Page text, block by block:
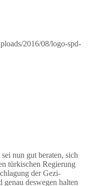
2016/08/logo-spd-
nun gut beraten, sich
türkischen Regierung
der Gezi-
deswegen halten